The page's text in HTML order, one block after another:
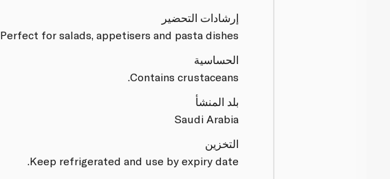
إرشادات التحضير
Perfect for salads, appetisers and pasta dishes.
الحساسية
Contains crustaceans.
بلد المنشأ
Saudi Arabia
التخزين
Keep refrigerated and use by expiry date.